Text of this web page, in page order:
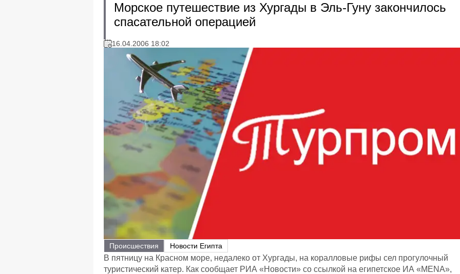
Морское путешествие из Хургады в Эль-Гуну закончилось
спасательной операцией
16.04.2006 18:02
Происшествия Новости Египта
В пятницу на Красном море, недалеко от Хургады, на коралловые рифы сел прогулочный
туристический катер. Как сообщает РИА «Новости» со ссылкой на египетское ИА «МЕNА»,